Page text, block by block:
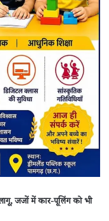
जजों में कार-पूलिंग को भी